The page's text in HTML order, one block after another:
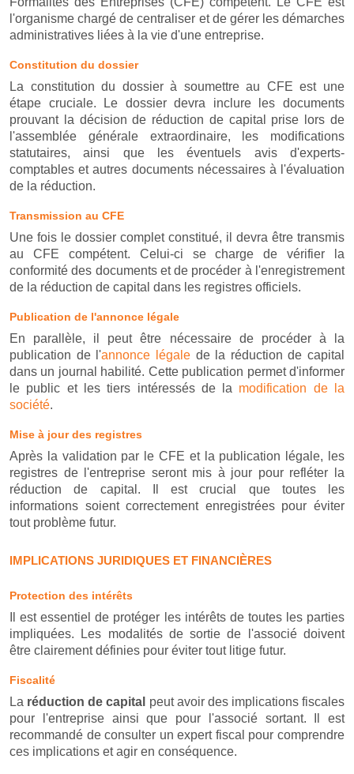
l'organisme chargé de centraliser et de gérer les démarches
administratives liées à la vie d'une entreprise.
Constitution du dossier
La constitution du dossier à soumettre au CFE est une
étape cruciale. Le dossier devra inclure les documents
prouvant la décision de réduction de capital prise lors de
l'assemblée générale extraordinaire, les modifications
statutaires, ainsi que les éventuels avis d'experts-
comptables et autres documents nécessaires à l'évaluation
de la réduction.
Transmission au CFE
Une fois le dossier complet constitué, il devra être transmis
au CFE compétent. Celui-ci se charge de vérifier la
conformité des documents et de procéder à l'enregistrement
de la réduction de capital dans les registres officiels.
Publication de l'annonce légale
En parallèle, il peut être nécessaire de procéder à la
publication de l'annonce légalede la réduction de capital
dans un journal habilité. Cette publication permet d'informer
le public et les tiers intéressés de la modification de la
société.
Mise à jour des registres
Après la validation par le CFE et la publication légale, les
registres de l'entreprise seront mis à jour pour refléter la
réduction de capital. Il est crucial que toutes les
informations soient correctement enregistrées pour éviter
tout problème futur.
IMPLICATIONS JURIDIQUES ET FINANCIÈRES
Protection des intérêts
Il est essentiel de protéger les intérêts de toutes les parties
impliquées. Les modalités de sortie de l'associé doivent
être clairement définies pour éviter tout litige futur.
Fiscalité
La réduction de capital peut avoir des implications fiscales
pour l'entreprise ainsi que pour l'associé sortant. Il est
recommandé de consulter un expert fiscal pour comprendre
ces implications et agir en conséquence.